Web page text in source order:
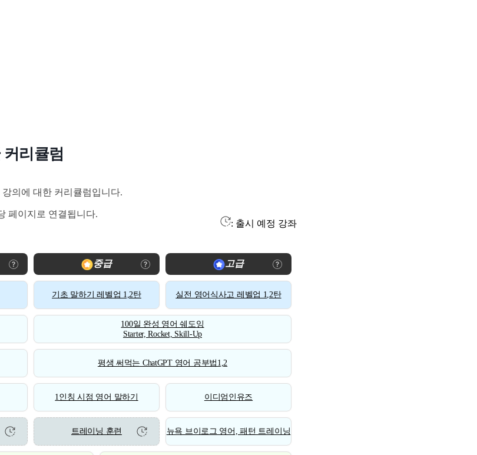
리큘럼
의에 대한 커리큘럼입니다.
페이지로 연결됩니다.
: 출시 예정 강좌
중급 고급
기초 말하기 레벨업 1,2탄 실전 영어식사고 레벨업 1,2탄
100일 완성 영어 쉐도잉
Starter, Rocket, Skill-Up
평생 써먹는 ChatGPT 영어 공부법1,2
1인칭 시점 영어 말하기 이디엄인유즈
트레이닝 훈련 뉴욕 브이로그 영어, 패턴 트레이닝